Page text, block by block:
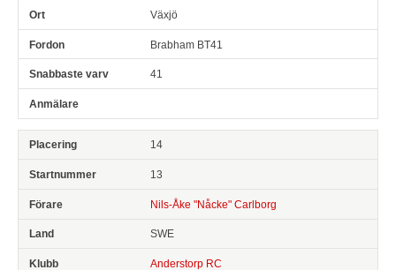
Växjö
Brabham BT41
41
14
13
Nils-Åke "Nåcke" Carlborg
SWE
Anderstorp RC